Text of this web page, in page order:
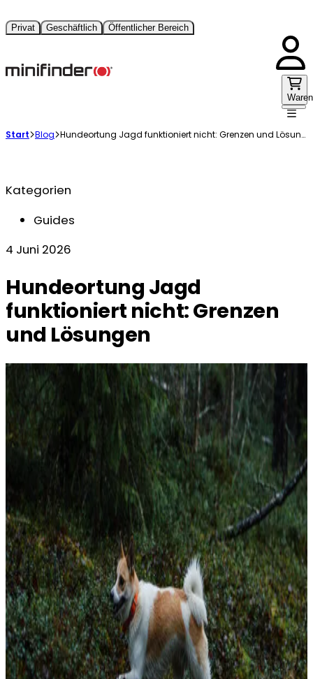
Privat Geschäftlich Öffentlicher Bereich
Start Blog Hundeortung Jagd funktioniert nicht: Grenzen und Lösungen
Kategorien
Guides
4 Juni 2026
Hundeortung Jagd
funktioniert nicht: Grenzen
und Lösungen